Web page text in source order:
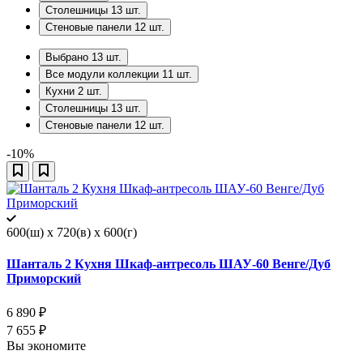
Столешницы 13 шт.
Стеновые панели 12 шт.
Выбрано 13 шт.
Все модули коллекции 11 шт.
Кухни 2 шт.
Столешницы 13 шт.
Стеновые панели 12 шт.
-10%
600(ш) x 720(в) x 600(г)
Шанталь 2 Кухня Шкаф-антресоль ШАУ-60 Венге/Дуб
Приморский
6 890 ₽
7 655 ₽
Вы экономите